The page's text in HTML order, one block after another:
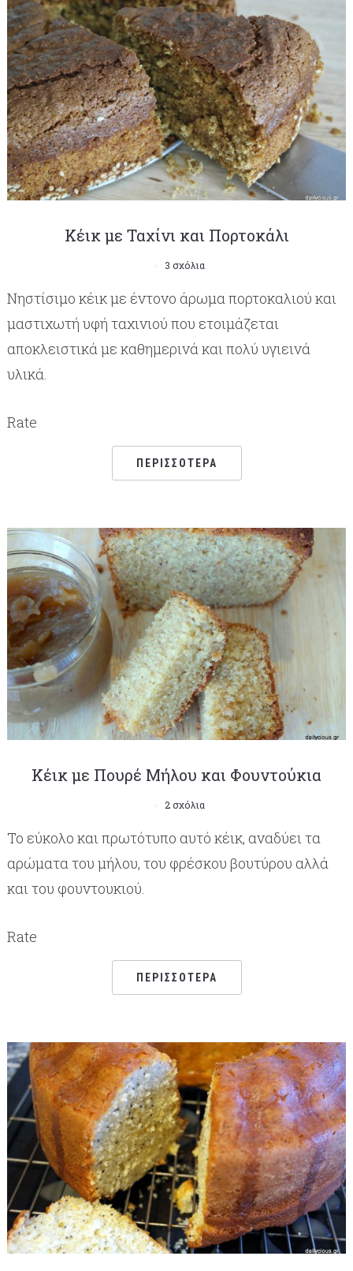
Κέικ με Ταχίνι και Πορτοκάλι
3 σχόλια
Νηστίσιμο κέικ με έντονο άρωμα πορτοκαλιού και
μαστιχωτή υφή ταχινιού που ετοιμάζεται
αποκλειστικά με καθημερινά και πολύ υγιεινά
υλικά.
Rate
ΠΕΡΙΣΣΌΤΕΡΑ
Κέικ με Πουρέ Μήλου και Φουντούκια
2 σχόλια
Το εύκολο και πρωτότυπο αυτό κέικ, αναδύει τα
αρώματα του μήλου, του φρέσκου βουτύρου αλλά
και του φουντουκιού.
Rate
ΠΕΡΙΣΣΌΤΕΡΑ